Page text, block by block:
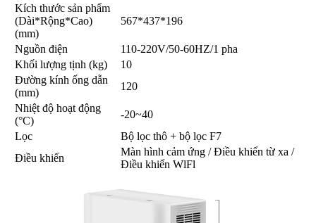
Kích thước sản phẩm
(Dài*Rộng*Cao)
(mm)
567*437*196
Nguồn điện
110-220V/50-60HZ/1 pha
Khối lượng tịnh (kg)
10
Đường kính ống dẫn
(mm)
120
Nhiệt độ hoạt động
(°C)
-20~40
Lọc
Bộ lọc thô + bộ lọc F7
Điều khiển
Màn hình cảm ứng / Điều khiển từ xa /
Điều khiển WlFl